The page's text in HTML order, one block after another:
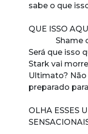
sabe o que
QUE ISSO
Shame on
Será que isso
Stark vai
Ultimato? Não
preparado
OLHA ESSES